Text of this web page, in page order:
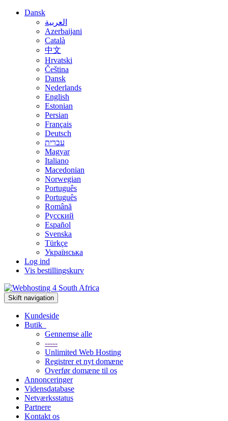
Dansk
العربية
Azerbaijani
Català
中文
Hrvatski
Čeština
Dansk
Nederlands
English
Estonian
Persian
Français
Deutsch
עברית
Magyar
Italiano
Macedonian
Norwegian
Português
Português
Română
Русский
Español
Svenska
Türkçe
Українська
Log ind
Vis bestillingskurv
Skift navigation
Kundeside
Butik
Gennemse alle
-----
Unlimited Web Hosting
Registrer et nyt domæne
Overfør domæne til os
Annonceringer
Vidensdatabase
Netværksstatus
Partnere
Kontakt os